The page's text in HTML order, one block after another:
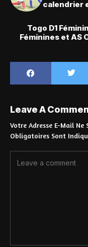
calendrier
Togo D1
Féminines et AS
Leave A
Votre Adresse E-Mail Ne
Obligatoires Sont